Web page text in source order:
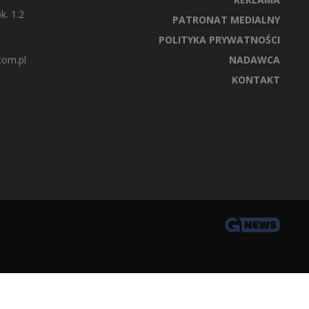
1.2
PATRONAT MEDIALNY
POLITYKA PRYWATNOŚCI
NADAWCA
KONTAKT